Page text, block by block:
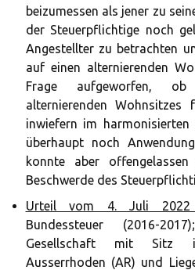
beizumessen als jener zu
der Steuerpflichtige noch
Angestellter zu betrachten
auf einen alternierenden
Frage aufgeworfen,
alternierenden Wohnsitzes
inwiefern im
überhaupt noch
konnte aber
Beschwerde des
Urteil vom 4. Juli 2022
Bundessteuer (2016-
Gesellschaft mit Sitz
Ausserrhoden (AR) und